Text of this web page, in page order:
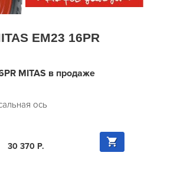
EM23 16PR
MITAS в продаже
ось
30 370 Р.